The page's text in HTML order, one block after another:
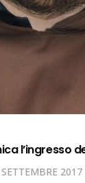
l’ingresso
2017